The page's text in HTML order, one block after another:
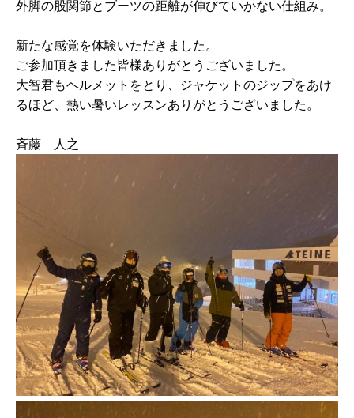
外脚の股関節とブーツの距離が伸びていかない仕組み。
新たな感覚を体験いただきました。
ご参加頂きました皆様ありがとうございました。
大智君もヘルメットをとり、ジャケットのジップをあけ
るほど、熱い暑いレッスンありがとうございました。
斉藤 人之